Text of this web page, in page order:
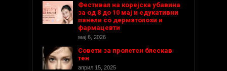
Фестивал на корејска убавина
за од 8 до 10 мај и едукативни
панели со дерматолози и
фармацевти
мај 6, 2026
Совети за пролетен блескав
тен
април 15, 2025